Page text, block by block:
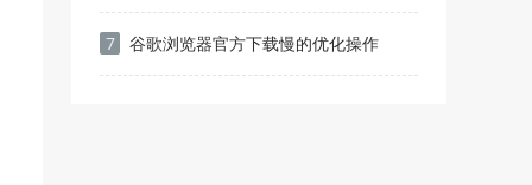
7 谷歌浏览器官方下载慢的优化操作